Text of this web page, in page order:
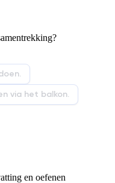
via het balkon.
en oefenen